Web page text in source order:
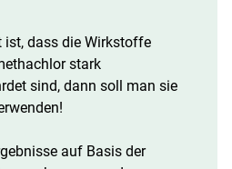
ist, dass die Wirkstoffe
stark
sind, dann soll man sie
auf Basis der